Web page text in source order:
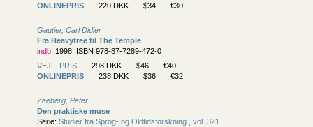
ONLINEPRIS
220 DKK $34 €30
Gautier, Carl Didier
Fra Heavytree til The Temple
indb , 1998, ISBN 978-87-7289-472-0
VEJL. PRIS
298 DKK $46
€40
ONLINEPRIS
238 DKK $36 €32
Zeeberg, Peter
Den praktiske muse
Serie: Studier fra Sprog- og Oldtidsforskning , vol. 321